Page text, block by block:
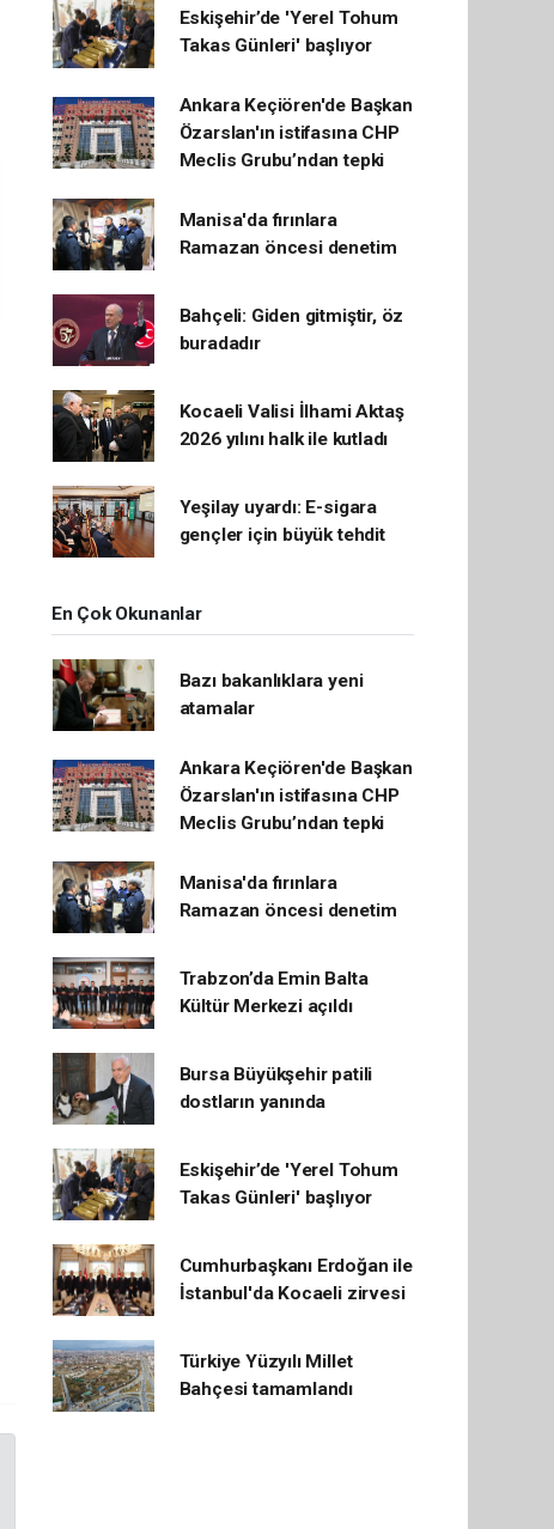
Eskişehir’de 'Yerel Tohum
Takas Günleri' başlıyor
Ankara Keçiören'de Başkan
Özarslan'ın istifasına CHP
Meclis Grubu’ndan tepki
Manisa'da fırınlara
Ramazan öncesi denetim
Bahçeli: Giden gitmiştir, öz
buradadır
Kocaeli Valisi İlhami Aktaş
2026 yılını halk ile kutladı
Yeşilay uyardı: E-sigara
gençler için büyük tehdit
En Çok Okunanlar
Bazı bakanlıklara yeni
atamalar
Ankara Keçiören'de Başkan
Özarslan'ın istifasına CHP
Meclis Grubu’ndan tepki
Manisa'da fırınlara
Ramazan öncesi denetim
Trabzon’da Emin Balta
Kültür Merkezi açıldı
Bursa Büyükşehir patili
dostların yanında
Eskişehir’de 'Yerel Tohum
Takas Günleri' başlıyor
Cumhurbaşkanı Erdoğan ile
İstanbul'da Kocaeli zirvesi
Türkiye Yüzyılı Millet
Bahçesi tamamlandı